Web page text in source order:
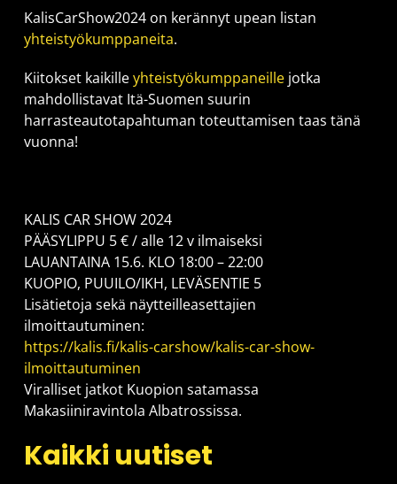
KalisCarShow2024 on kerännyt upean listan
yhteistyökumppaneita.
Kiitokset kaikilleyhteistyökumppaneille jotka
mahdollistavat Itä-Suomen suurin
harrasteautotapahtuman toteuttamisen taas tänä
vuonna!
KALIS CAR SHOW 2024
PÄÄSYLIPPU 5 € / alle 12 v ilmaiseksi
LAUANTAINA 15.6. KLO 18:00 – 22:00
KUOPIO, PUUILO/IKH, LEVÄSENTIE 5
Lisätietoja sekä näytteilleasettajien
ilmoittautuminen:
https://kalis.fi/kalis-carshow/kalis-car-show-
ilmoittautuminen
Viralliset jatkot Kuopion satamassa
Makasiiniravintola Albatrossissa.
Kaikki uutiset